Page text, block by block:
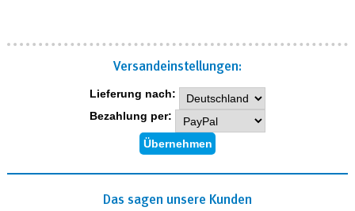
Versand­einstellungen:
Lieferung nach:
Bezahlung per:
Das sagen unsere Kunden